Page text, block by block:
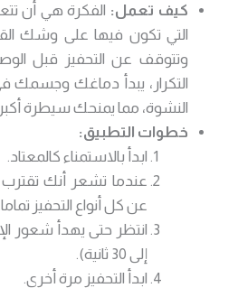
كيف تعمل: الفكرة هي أن
التي تكون فيها على وشك
وتتوقف عن التحفيز قبل
التكرار، يبدأ دماغك وجسمك
النشوة، مما يمنحك سيطرة أكبر.
خطوات التطبيق:
ابدأ بالاستمناء كالمعتاد.
عندما تشعر أنك
عن كل أنواع التحفيز تماما.
إلى 30 ثانية).
ابدأ التحفيز مرة أخرى.